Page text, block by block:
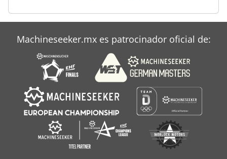
Tamaño
Machineseeker.mx es patrocinador oficial de: